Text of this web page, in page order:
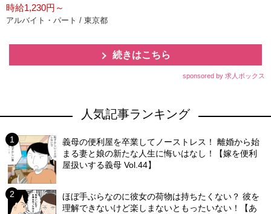
時給1,230円～
アルバイト・パート / 東京都
続きはこちら
sponsored by 求人ボックス
人気記事ランキング
義母の便利屋を卒業してノーストレス！ 離婚から始
まる妻と娘の新たな人生に悔いはなし！【嫁を便利
屋扱いする義母 Vol.44】
ほぼ手ぶらなのに彼女の荷物は持ちたくない？ 彼を
理解できないけど楽しまないともったいない！【あ